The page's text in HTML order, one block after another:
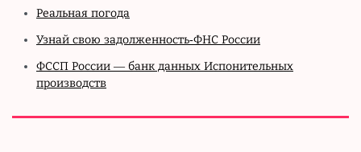
Реальная погода
Узнай свою задолженность-ФНС России
ФССП России — банк данных Испонительных
производств